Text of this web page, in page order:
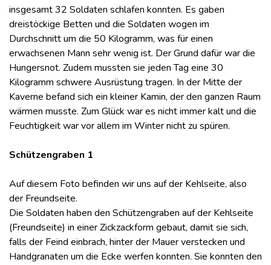
insgesamt 32 Soldaten schlafen konnten. Es gaben
dreistöckige Betten und die Soldaten wogen im
Durchschnitt um die 50 Kilogramm, was für einen
erwachsenen Mann sehr wenig ist. Der Grund dafür war die
Hungersnot. Zudem mussten sie jeden Tag eine 30
Kilogramm schwere Ausrüstung tragen. In der Mitte der
Kaverne befand sich ein kleiner Kamin, der den ganzen Raum
wärmen musste. Zum Glück war es nicht immer kalt und die
Feuchtigkeit war vor allem im Winter nicht zu spüren.
Schützengraben 1
Auf diesem Foto befinden wir uns auf der Kehlseite, also
der Freundseite.
Die Soldaten haben den Schützengraben auf der Kehlseite
(Freundseite) in einer Zickzackform gebaut, damit sie sich,
falls der Feind einbrach, hinter der Mauer verstecken und
Handgranaten um die Ecke werfen konnten. Sie konnten den